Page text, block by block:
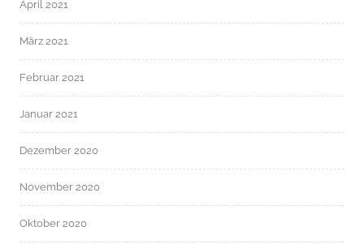
April 2021
März 2021
Februar 2021
Januar 2021
Dezember 2020
November 2020
Oktober 2020